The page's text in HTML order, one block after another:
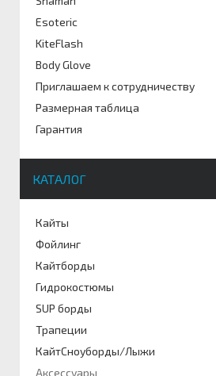
Esoteric
KiteFlash
Body Glove
Приглашаем к сотрудничеству
Размерная таблица
Гарантия
КАТАЛОГ
Кайты
Фойлинг
Кайтборды
Гидрокостюмы
SUP борды
Трапеции
КайтСноуборды/Лыжи
Аксессуары